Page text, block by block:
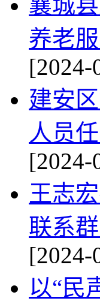
养老
[2024-
建安
人员
[2024-
王志
联系
[2024-
以“民